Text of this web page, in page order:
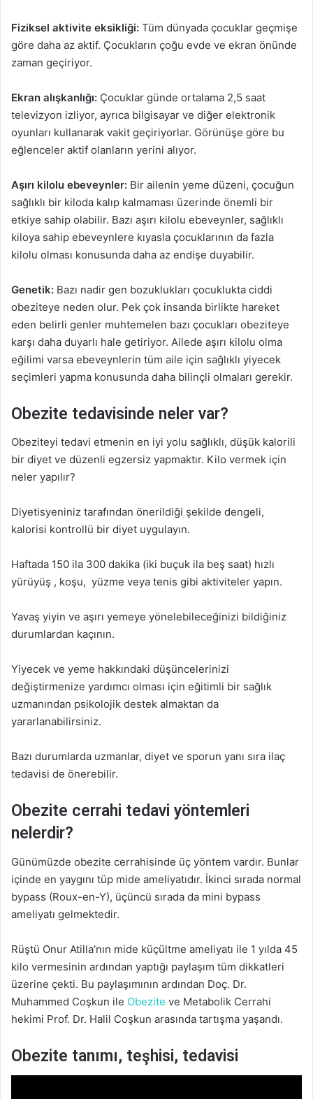
Fiziksel aktivite eksikliği: Tüm dünyada çocuklar geçmişe
göre daha az aktif. Çocukların çoğu evde ve ekran önünde
zaman geçiriyor.
Ekran alışkanlığı: Çocuklar günde ortalama 2,5 saat
televizyon izliyor, ayrıca bilgisayar ve diğer elektronik
oyunları kullanarak vakit geçiriyorlar. Görünüşe göre bu
eğlenceler aktif olanların yerini alıyor.
Aşırı kilolu ebeveynler: Bir ailenin yeme düzeni, çocuğun
sağlıklı bir kiloda kalıp kalmaması üzerinde önemli bir
etkiye sahip olabilir. Bazı aşırı kilolu ebeveynler, sağlıklı
kiloya sahip ebeveynlere kıyasla çocuklarının da fazla
kilolu olması konusunda daha az endişe duyabilir.
Genetik: Bazı nadir gen bozuklukları çocuklukta ciddi
obeziteye neden olur. Pek çok insanda birlikte hareket
eden belirli genler muhtemelen bazı çocukları obeziteye
karşı daha duyarlı hale getiriyor. Ailede aşırı kilolu olma
eğilimi varsa ebeveynlerin tüm aile için sağlıklı yiyecek
seçimleri yapma konusunda daha bilinçli olmaları gerekir.
Obezite tedavisinde neler var?
Obeziteyi tedavi etmenin en iyi yolu sağlıklı, düşük kalorili
bir diyet ve düzenli egzersiz yapmaktır. Kilo vermek için
neler yapılır?
Diyetisyeniniz tarafından önerildiği şekilde dengeli,
kalorisi kontrollü bir diyet uygulayın.
Haftada 150 ila 300 dakika (iki buçuk ila beş saat) hızlı
yürüyüş , koşu, yüzme veya tenis gibi aktiviteler yapın.
Yavaş yiyin ve aşırı yemeye yönelebileceğinizi bildiğiniz
durumlardan kaçının.
Yiyecek ve yeme hakkındaki düşüncelerinizi
değiştirmenize yardımcı olması için eğitimli bir sağlık
uzmanından psikolojik destek almaktan da
yararlanabilirsiniz.
Bazı durumlarda uzmanlar, diyet ve sporun yanı sıra ilaç
tedavisi de önerebilir.
Obezite cerrahi tedavi yöntemleri
nelerdir?
Günümüzde obezite cerrahisinde üç yöntem vardır. Bunlar
içinde en yaygını tüp mide ameliyatıdır. İkinci sırada normal
bypass (Roux-en-Y), üçüncü sırada da mini bypass
ameliyatı gelmektedir.
Rüştü Onur Atilla’nın mide küçültme ameliyatı ile 1 yılda 45
kilo vermesinin ardından yaptığı paylaşım tüm dikkatleri
üzerine çekti. Bu paylaşımının ardından Doç. Dr.
Muhammed Coşkun ile Obezite ve Metabolik Cerrahi
hekimi Prof. Dr. Halil Coşkun arasında tartışma yaşandı.
Obezite tanımı, teşhisi, tedavisi